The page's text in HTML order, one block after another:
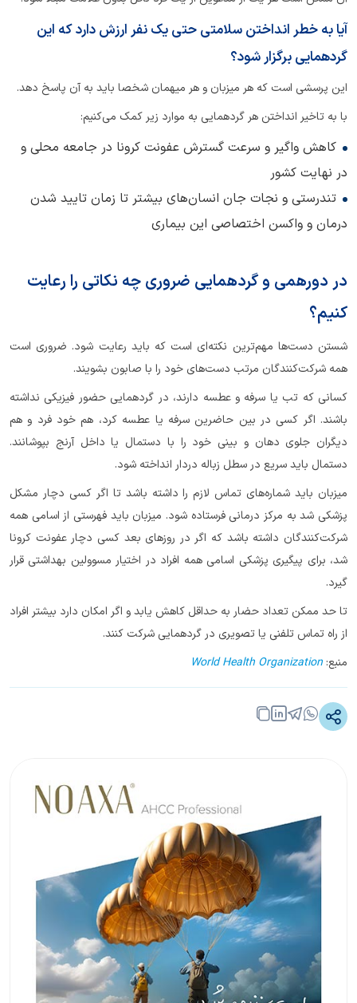
آیا به خطر انداختن سلامتی حتی یک نفر ارزش دارد که این
گردهمایی برگزار شود؟
این پرسشی است که هر میزبان و هر میهمان شخصا باید به آن پاسخ دهد.
با به تاخیر انداختن هر گردهمایی به موارد زیر کمک می‌کنیم:
کاهش واگیر و سرعت گسترش عفونت کرونا در جامعه محلی و
در نهایت کشور
تندرستی و نجات جان انسان‌های بیشتر تا زمان تایید شدن
درمان و واکسن اختصاصی این بیماری
در دورهمی و گردهمایی ضروری چه نکاتی را رعایت
کنیم؟
شستن دست‌ها مهم‌ترین نکته‌ای است که باید رعایت شود. ضروری است
همه شرکت‌کنندگان مرتب دست‌های خود را با صابون بشویند.
کسانی که تب یا سرفه و عطسه دارند، در گردهمایی حضور فیزیکی نداشته
باشند. اگر کسی در بین حاضرین سرفه یا عطسه کرد، هم خود فرد و هم
دیگران جلوی دهان و بینی خود را با دستمال یا داخل آرنج بپوشانند.
دستمال باید سریع در سطل زباله دردار انداخته شود.
میزبان باید شماره‌های تماس لازم را داشته باشد تا اگر کسی دچار مشکل
پزشکی شد به مرکز درمانی فرستاده شود. میزبان باید فهرستی از اسامی همه
شرکت‌کنندگان داشته باشد که اگر در روزهای بعد کسی دچار عفونت کرونا
شد، برای پیگیری پزشکی اسامی همه افراد در اختیار مسوولین بهداشتی قرار
گیرد.
تا حد ممکن تعداد حضار به حداقل کاهش یابد و اگر امکان دارد بیشتر افراد
از راه تماس تلفنی یا تصویری در گردهمایی شرکت کنند.
منبع: World Health Organization